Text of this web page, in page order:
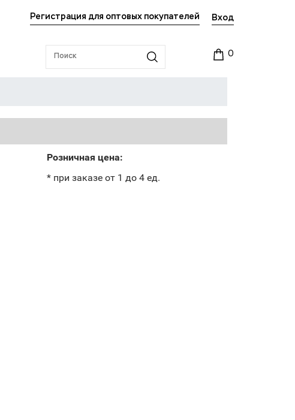
Регистрация для оптовых покупателей Вход
0
Розничная цена:
* при заказе от 1 до 4 ед.